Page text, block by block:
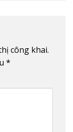
công khai.
*